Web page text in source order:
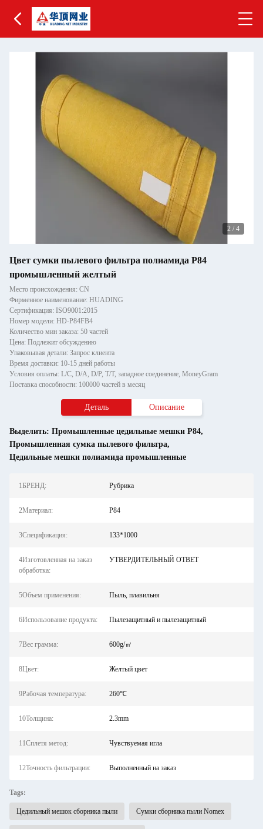
2 / 4
Цвет сумки пылевого фильтра полиамида P84
промышленный желтый
Место происхождения: CN
Фирменное наименование: HUADING
Сертификация: ISO9001:2015
Номер модели: HD-P84FB4
Количество мин заказа: 50 частей
Цена: Подлежит обсуждению
Упаковывая детали: Запрос клиента
Время доставки: 10-15 дней работы
Условия оплаты: L/C, D/A, D/P, T/T, западное соединение, MoneyGram
Поставка способности: 100000 частей в месяц
Деталь Описание
Выделить: Промышленные цедильные мешки P84,
Промышленная сумка пылевого фильтра,
Цедильные мешки полиамида промышленные
1БРЕНД: Рубрика
2Материал: P84
3Спецификация: 133*1000
4Изготовленная на заказ
обработка:
УТВЕРДИТЕЛЬНЫЙ ОТВЕТ
5Объем применения: Пыль, плавильня
6Использование продукта: Пылезащитный и пылезащитный
7Вес грамма: 600g/㎡
8Цвет: Желтый цвет
9Рабочая температура: 260℃
10Толщина: 2.3mm
11Сплетя метод: Чувствуемая игла
12Точность фильтрации: Выполненный на заказ
Tags:
Цедильный мешок сборника пыли Сумки сборника пыли Nomex